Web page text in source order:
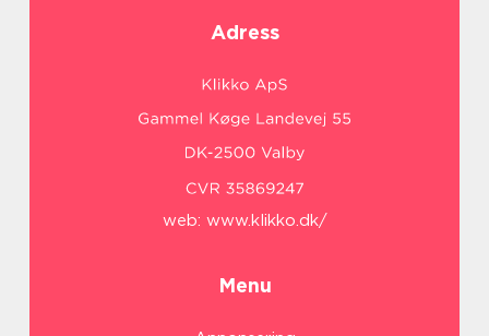
Adress
web: www.klikko.dk/
Menu